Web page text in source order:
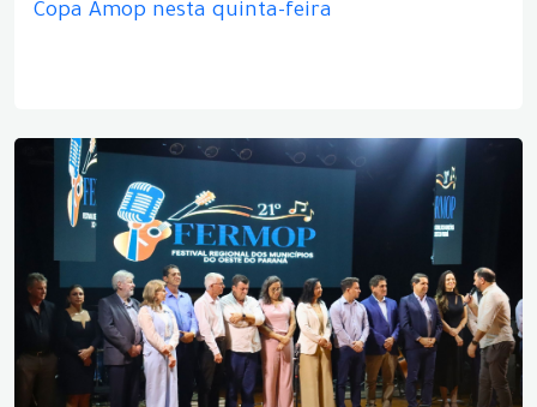
Copa Amop nesta quinta-feira